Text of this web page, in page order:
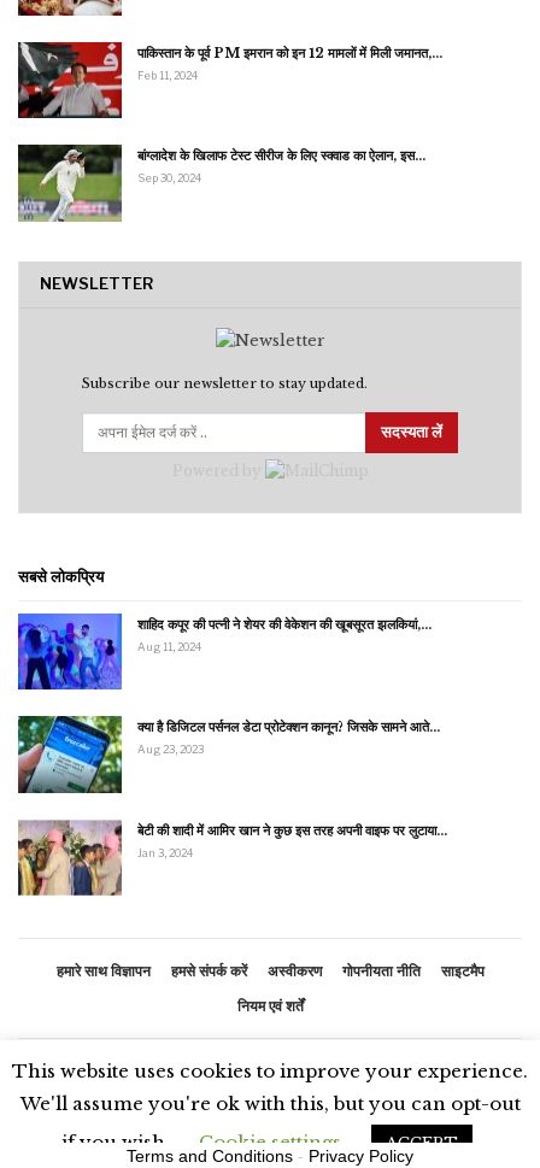
पाकिस्तान के पूर्व PM इमरान को इन 12 मामलों में मिली जमानत,…
Feb 11, 2024
बांग्लादेश के खिलाफ टेस्ट सीरीज के लिए स्क्वाड का ऐलान, इस…
Sep 30, 2024
NEWSLETTER
Subscribe our newsletter to stay updated.
सदस्यता लें
सबसे लोकप्रिय
शाहिद कपूर की पत्नी ने शेयर की वेकेशन की खूबसूरत झलकियां,…
Aug 11, 2024
क्या है डिजिटल पर्सनल डेटा प्रोटेक्शन कानून? जिसके सामने आते…
Aug 23, 2023
बेटी की शादी में आमिर खान ने कुछ इस तरह अपनी वाइफ पर लुटाया…
Jan 3, 2024
हमारे साथ विज्ञापन हमसे संपर्क करें अस्वीकरण गोपनीयता नीति
साइटमैप
नियम एवं शर्तें
© 2026 - भारतीय समाचार. सर्वाधिकार सुरक्षित
This website uses cookies to improve your experience.
We'll assume you're ok with this, but you can opt-out
if you wish.
Cookie settings ACCEPT
Terms and Conditions - Privacy Policy